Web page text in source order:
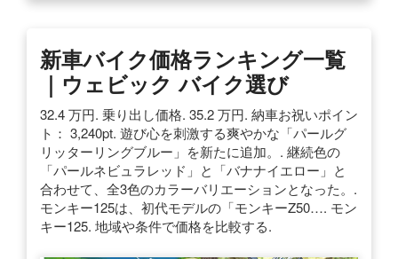
新車バイク価格ランキング一覧
｜ウェビック バイク選び
32.4 万円. 乗り出し価格. 35.2 万円. 納車お祝いポイン
ト： 3,240pt. 遊び心を刺激する爽やかな「パールグ
リッターリングブルー」を新たに追加。. 継続色の
「パールネビュラレッド」と「バナナイエロー」と
合わせて、全3色のカラーバリエーションとなった。.
モンキー125は、初代モデルの「モンキーZ50…. モン
キー125. 地域や条件で価格を比較する.